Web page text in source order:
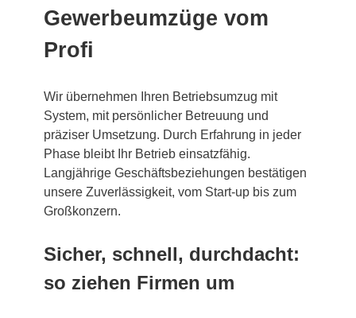
Gewerbeumzüge vom
Profi
Wir übernehmen Ihren Betriebsumzug mit
System, mit persönlicher Betreuung und
präziser Umsetzung. Durch Erfahrung in jeder
Phase bleibt Ihr Betrieb einsatzfähig.
Langjährige Geschäftsbeziehungen bestätigen
unsere Zuverlässigkeit, vom Start-up bis zum
Großkonzern.
Sicher, schnell, durchdacht:
so ziehen Firmen um